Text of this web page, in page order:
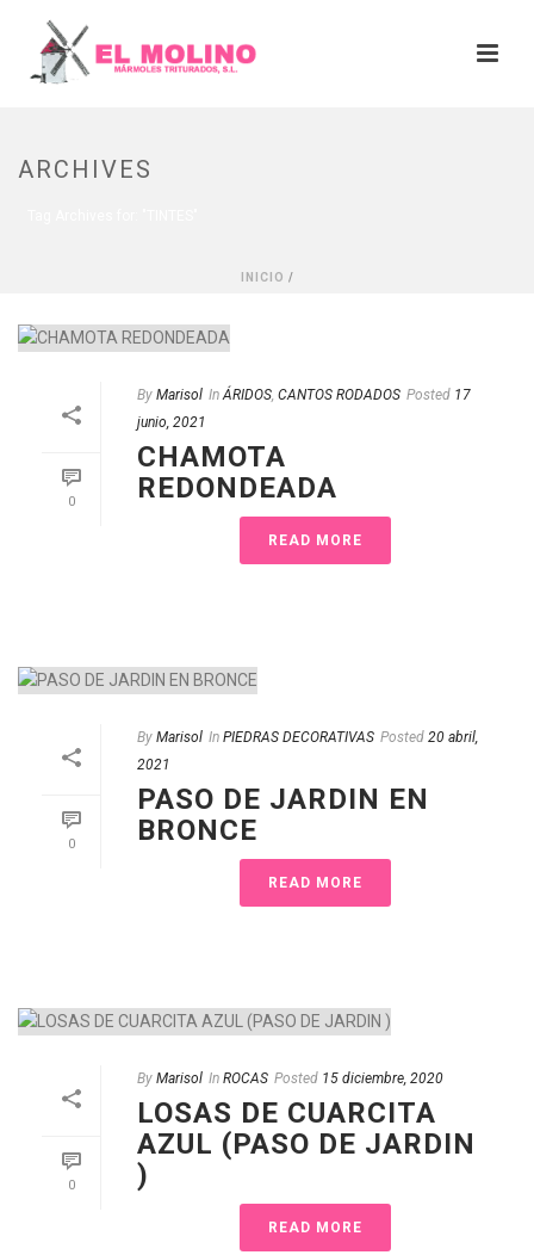
ARCHIVES
INICIO /
0
By Marisol In ÁRIDOS CANTOS RODADOS Posted 17
junio, 2021
CHAMOTA
REDONDEADA
READ MORE
0
By Marisol In PIEDRAS DECORATIVAS Posted 20 abril,
2021
PASO DE JARDIN EN
BRONCE
READ MORE
0
By Marisol In ROCAS Posted 15 diciembre, 2020
LOSAS DE CUARCITA
AZUL (PASO DE JARDIN
)
READ MORE